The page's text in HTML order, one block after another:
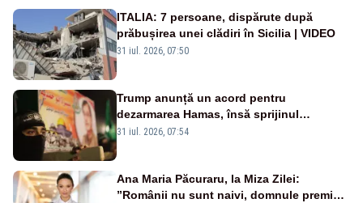
ITALIA: 7 persoane, dispărute după
prăbușirea unei clădiri în Sicilia | VIDEO
31 iul. 2026, 07:50
Trump anunță un acord pentru
dezarmarea Hamas, însă sprijinul
Israelului rămâne incert
31 iul. 2026, 07:54
Ana Maria Păcuraru, la Miza Zilei:
”Românii nu sunt naivi, domnule premier